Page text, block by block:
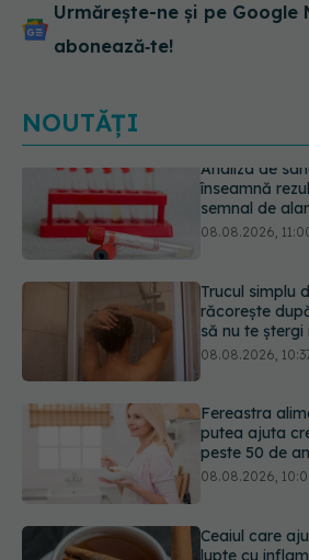
Urmărește-ne și pe Google
abonează‑te!
NOUTĂȚI
Trucul simplu
răcorește
să nu te ștergi
Fereastra
putea ajuta
peste 50 de ani
Ceaiul care
lupte cu
glicemia și